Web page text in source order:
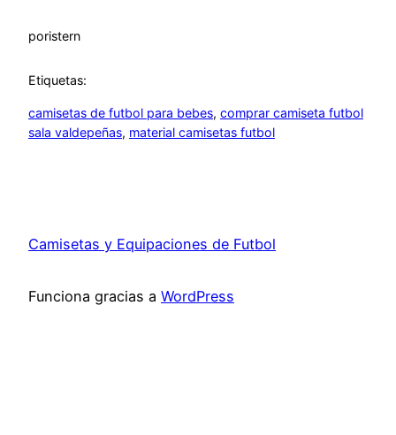
poristern
Etiquetas:
camisetas de futbol para bebes, comprar camiseta futbol
sala valdepeñas, material camisetas futbol
Camisetas y Equipaciones de Futbol
Funciona gracias a WordPress